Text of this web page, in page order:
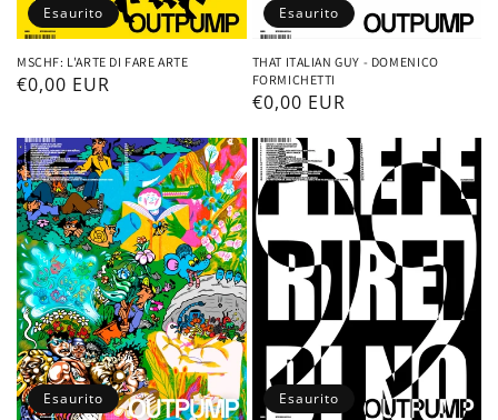
MSCHF: L'ARTE DI FARE ARTE
Prezzo
listino
€0,00 EUR
Esaurito
THAT ITALIAN GUY - DOMENICO
FORMICHETTI
Prezzo
listino
€0,00 EUR
Esaurito
Esaurito Esaurito